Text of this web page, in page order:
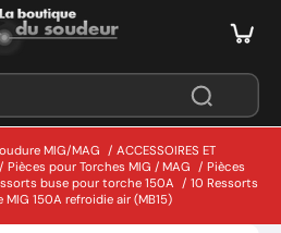
MIG/MAG / ACCESSOIRES ET
/ Pièces pour Torches MIG / MAG / Pièces
buse pour torche 150A / 10 Ressorts
150A refroidie air (MB15)